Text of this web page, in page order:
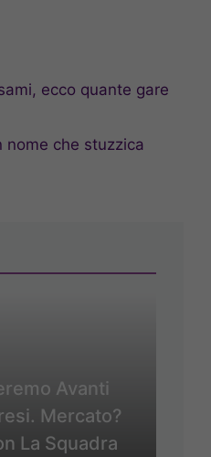
ecco quante gare
nome che stuzzica
Avanti
Mercato?
La Squadra